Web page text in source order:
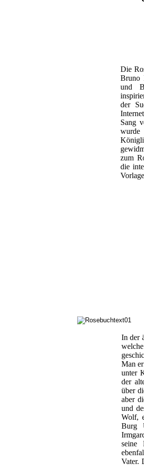
Die
Bruno
und
der
Sang
zum
die
In der
Man
unter
der
über
aber
und
Wolf,
Burg
seine
Vater.